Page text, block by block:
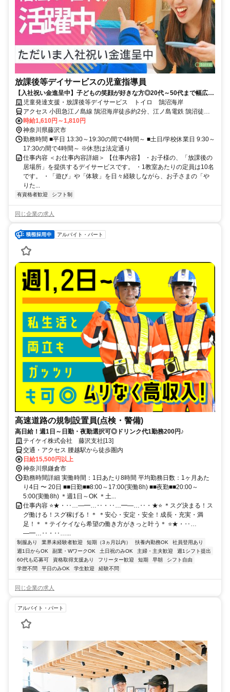
放課後等デイサービスの児童指導員
【入社祝い金進呈中】子どもの笑顔が好きな方◎20代～50代まで幅広い
世代が活躍中！1日4時間～OK◎
児童発達支援・放課後等デイサービス トイロ 鵠沼海岸
アクセス 小田急江ノ島線 鵠沼海岸徒歩約2分、江ノ島電鉄 鵠沼徒歩
約15分、江ノ島電鉄 湘南海岸公園徒歩約18分
時給1,610円～1,810円
神奈川県藤沢市
勤務時間 ■平日 13:30～19:30の間で4時間～ ■土日/学校休業日 9:30～
17:30の間で4時間～ ※休憩は法定通り
仕事内容 ＜お仕事内容詳細＞ 【仕事内容】 ・お子様の、「放課後の
居場所」を提供するデイサービスです。 ・1教室あたりの定員は10名
です。 ・「遊び」や「体験」を日々経験しながら、お子さまの「や
りた...
有資格者歓迎 シフト制
同じ企業の求人
アルバイト・パート
高速道路の規制設置員(点検・警備)
高日給！週1日～日勤・夜勤選択可◎ドリンク代1勤務200円♪
テイケイ株式会社 藤沢支社[13]
交通・アクセス 腰越駅から徒歩圏内
日給15,500円以上
神奈川県鎌倉市
勤務時間詳細 実働時間：1日あたり8時間 平均勤務日数：1ヶ月あた
り4日 〜 20日 ■■日勤■■8:00～17:00(実働8h) ■■夜勤■■20:00～
5:00(実働8h) ＊週1日～OK ＊土...
仕事内容 ⭐★・‥…―━…‥・‥…━―…‥・★⭐ ＊スグ決まる！ス
グ働ける！スグ稼げる！＊ ＊安心・安定・安全！成長・充実・満
足！＊ ＊テイケイなら希望の働き方がきっと叶う＊ ⭐★・‥…
―━…‥・‥…...
制服あり 業界未経験者歓迎 短期（3ヵ月以内） 扶養内勤務OK
社員登用あり
週1日からOK
副業・WワークOK 土日祝のみOK 主婦・主夫歓迎
週1シフト提出
60代も応募可
資格取得支援あり フリーター歓迎 短期 早朝
シフト自由
学歴不問
平日のみOK 学生歓迎 経験不問
同じ企業の求人
アルバイト・パート